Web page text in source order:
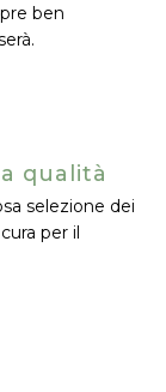
ben
qualità
selezione dei
per il